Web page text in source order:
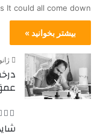
It could all come down…
بیشتر بخوانید »
ژانویه